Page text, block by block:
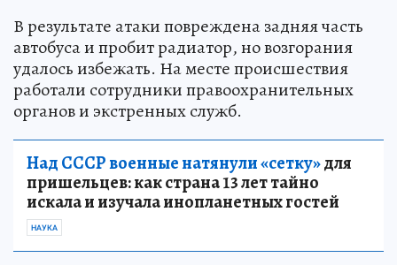
В результате атаки повреждена задняя часть
автобуса и пробит радиатор, но возгорания
удалось избежать. На месте происшествия
работали сотрудники правоохранительных
органов и экстренных служб.
Над СССР военные натянули «сетку»для
пришельцев: как страна 13 лет тайно
искала и изучала инопланетных гостей
НАУКА